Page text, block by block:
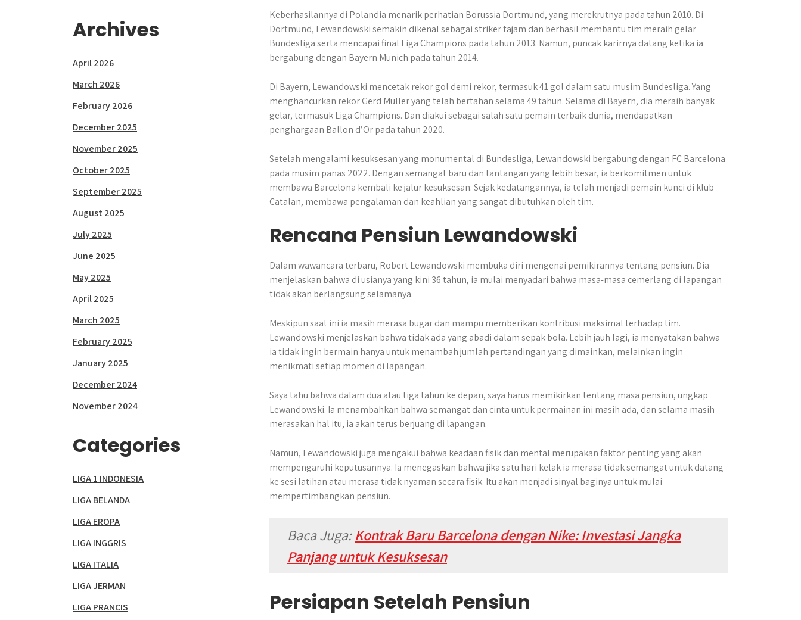
Keberhasilannya di Polandia menarik perhatian Borussia Dortmund, yang merekrutnya pada tahun 2010. Di
Dortmund, Lewandowski semakin dikenal sebagai striker tajam dan berhasil membantu tim meraih gelar
Bundesliga serta mencapai final Liga Champions pada tahun 2013. Namun, puncak karirnya datang ketika ia
bergabung dengan Bayern Munich pada tahun 2014.
Di Bayern, Lewandowski mencetak rekor gol demi rekor, termasuk 41 gol dalam satu musim Bundesliga. Yang
menghancurkan rekor Gerd Müller yang telah bertahan selama 49 tahun. Selama di Bayern, dia meraih banyak
gelar, termasuk Liga Champions. Dan diakui sebagai salah satu pemain terbaik dunia, mendapatkan
penghargaan Ballon d’Or pada tahun 2020.
Setelah mengalami kesuksesan yang monumental di Bundesliga, Lewandowski bergabung dengan FC Barcelona
pada musim panas 2022. Dengan semangat baru dan tantangan yang lebih besar, ia berkomitmen untuk
membawa Barcelona kembali ke jalur kesuksesan. Sejak kedatangannya, ia telah menjadi pemain kunci di klub
Catalan, membawa pengalaman dan keahlian yang sangat dibutuhkan oleh tim.
Rencana Pensiun Lewandowski
Dalam wawancara terbaru, Robert Lewandowski membuka diri mengenai pemikirannya tentang pensiun. Dia
menjelaskan bahwa di usianya yang kini 36 tahun, ia mulai menyadari bahwa masa-masa cemerlang di lapangan
tidak akan berlangsung selamanya.
Meskipun saat ini ia masih merasa bugar dan mampu memberikan kontribusi maksimal terhadap tim.
Lewandowski menjelaskan bahwa tidak ada yang abadi dalam sepak bola. Lebih jauh lagi, ia menyatakan bahwa
ia tidak ingin bermain hanya untuk menambah jumlah pertandingan yang dimainkan, melainkan ingin
menikmati setiap momen di lapangan. ​
Saya tahu bahwa dalam dua atau tiga tahun ke depan, saya harus memikirkan tentang masa pensiun, ungkap
Lewandowski.​ Ia menambahkan bahwa semangat dan cinta untuk permainan ini masih ada, dan selama masih
merasakan hal itu, ia akan terus berjuang di lapangan.
Namun, Lewandowski juga mengakui bahwa keadaan fisik dan mental merupakan faktor penting yang akan
mempengaruhi keputusannya. Ia menegaskan bahwa jika satu hari kelak ia merasa tidak semangat untuk datang
ke sesi latihan atau merasa tidak nyaman secara fisik. Itu akan menjadi sinyal baginya untuk mulai
mempertimbangkan pensiun.
Baca Juga:Kontrak Baru Barcelona dengan Nike: Investasi Jangka
Panjang untuk Kesuksesan
Persiapan Setelah Pensiun
Archives
April 2026
March 2026
February 2026
December 2025
November 2025
October 2025
September 2025
August 2025
July 2025
June 2025
May 2025
April 2025
March 2025
February 2025
January 2025
December 2024
November 2024
Categories
LIGA 1 INDONESIA
LIGA BELANDA
LIGA EROPA
LIGA INGGRIS
LIGA ITALIA
LIGA JERMAN
LIGA PRANCIS